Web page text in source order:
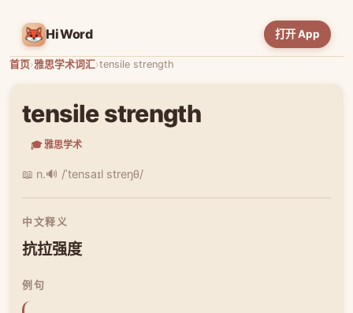
HiWord 打开 App
首页›雅思学术词汇›tensile strength
tensile strength
🎓 雅思学术
📖 n.🔊 /ˈtensaɪl streŋθ/
中文释义
抗拉强度
例句